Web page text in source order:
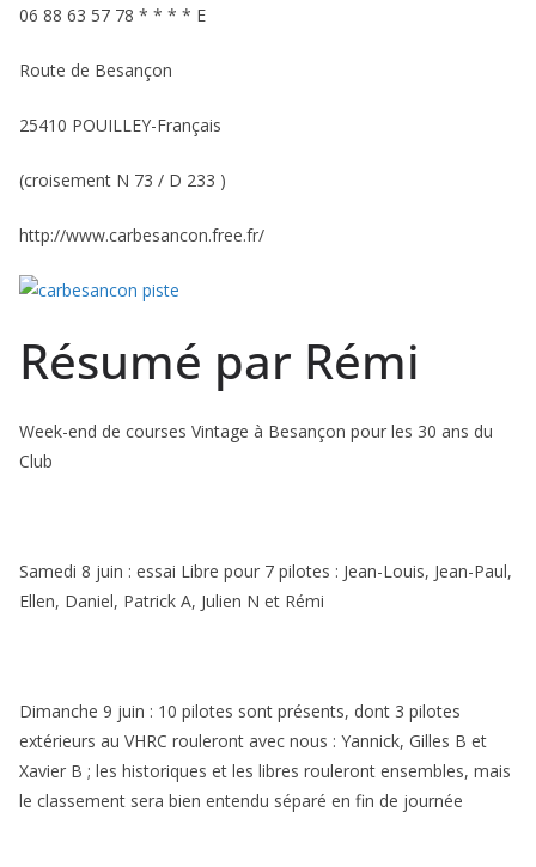
06 88 63 57 78 * * * * E
Route de Besançon
25410 POUILLEY-Français
(croisement N 73 / D 233 )
http://www.carbesancon.free.fr/
Résumé par Rémi
Week-end de courses Vintage à Besançon pour les 30 ans du
Club
Samedi 8 juin : essai Libre pour 7 pilotes : Jean-Louis, Jean-Paul,
Ellen, Daniel, Patrick A, Julien N et Rémi
Dimanche 9 juin : 10 pilotes sont présents, dont 3 pilotes
extérieurs au VHRC rouleront avec nous : Yannick, Gilles B et
Xavier B ; les historiques et les libres rouleront ensembles, mais
le classement sera bien entendu séparé en fin de journée